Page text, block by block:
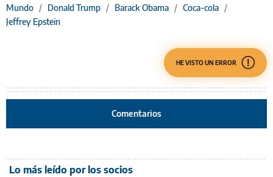
Mundo / Donald Trump / Barack Obama / Coca-cola /
Jeffrey Epstein
HE VISTO UN ERROR
Comentarios
Lo más leído por los socios